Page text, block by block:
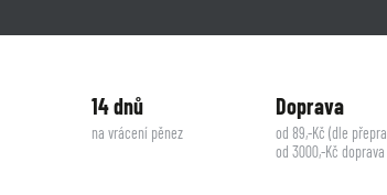
14 dnů
na vrácení pěnez
Doprava
od 89,-Kč (dle
od 3000,-Kč doprava